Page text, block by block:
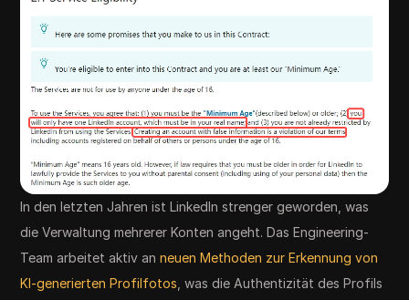
In den letzten Jahren ist LinkedIn strenger geworden, was
die Verwaltung mehrerer Konten angeht. Das Engineering-
Team arbeitet aktiv anneuen Methoden zur Erkennung von
KI-generierten Profilfotos , was die Authentizität des Profils